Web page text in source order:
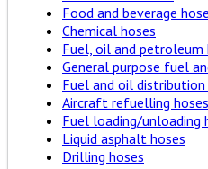
Food and beverage
Chemical hoses
Fuel, oil and petroleum
General purpose fuel
Fuel and oil distribution
Aircraft refuelling hoses
Fuel loading/unloading
Liquid asphalt hoses
Drilling hoses